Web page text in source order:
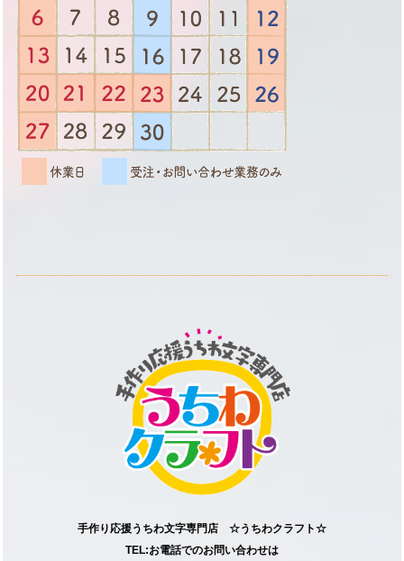
手作り応援うちわ文字専門店 ☆うちわクラフト☆
TEL:お電話でのお問い合わせは